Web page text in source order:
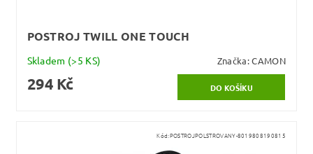
POSTROJ TWILL ONE TOUCH
Skladem (>5 KS) Značka:CAMON
294 Kč
Kód:POSTROJPOLSTROVANY-8019808190815